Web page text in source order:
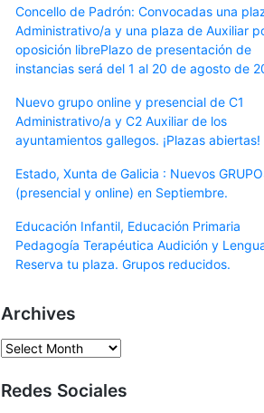
Concello de Padrón: Convocadas una
Administrativo/a y una plaza de Auxiliar
oposición librePlazo de presentación de
instancias será del 1 al 20 de agosto de
Nuevo grupo online y presencial de C1
Administrativo/a y C2 Auxiliar de los
ayuntamientos gallegos. ¡Plazas abiertas!
Estado, Xunta de Galicia : Nuevos
(presencial y online) en Septiembre.
Educación Infantil, Educación Primaria
Pedagogía Terapéutica Audición y
Reserva tu plaza. Grupos reducidos.
Archives
Archives
Redes Sociales